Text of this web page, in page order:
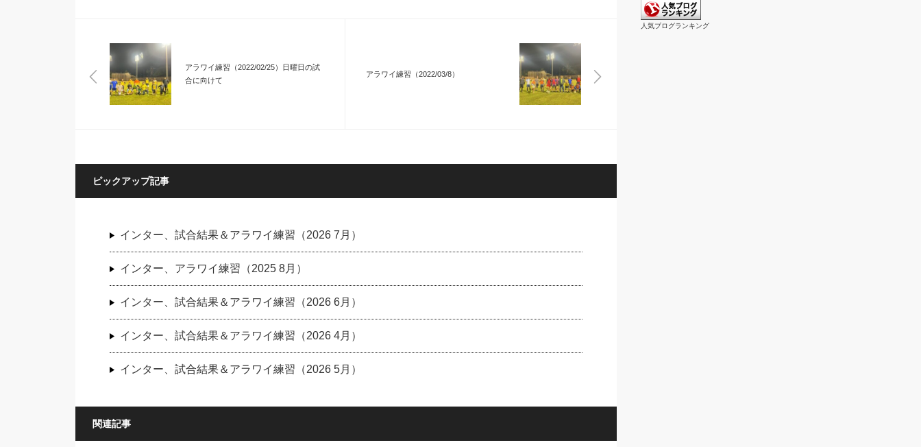
アラワイ練習（2022/02/25）日曜日の試
合に向けて
アラワイ練習（2022/03/8）
ピックアップ記事
インター、試合結果＆アラワイ練習（2026 7月）
インター、アラワイ練習（2025 8月）
インター、試合結果＆アラワイ練習（2026 6月）
インター、試合結果＆アラワイ練習（2026 4月）
インター、試合結果＆アラワイ練習（2026 5月）
関連記事
人気ブログランキング